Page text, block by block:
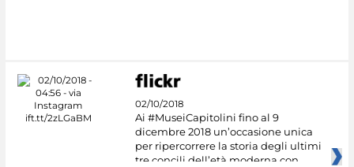
02/10/2018
Ai #MuseiCapitolini fino al 9
dicembre 2018 un’occasione unica
per ripercorrere la storia degli ultimi
tre concili dell’età moderna con